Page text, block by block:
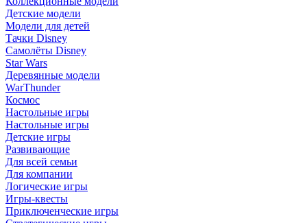
Детские модели
Модели для детей
Тачки Disney
Самолёты Disney
Star Wars
Деревянные модели
WarThunder
Космос
Настольные игры
Настольные игры
Детские игры
Развивающие
Для всей семьи
Для компании
Логические игры
Игры-квесты
Приключенческие игры